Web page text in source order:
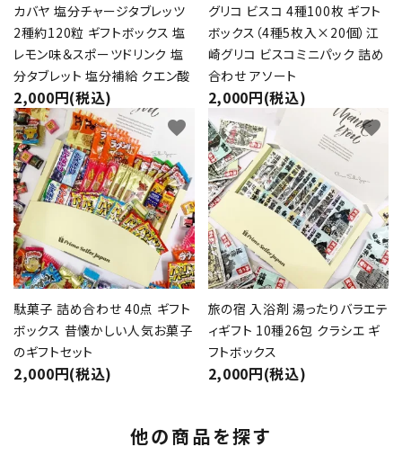
カバヤ 塩分チャージタブレッツ
2種約120粒 ギフトボックス 塩
レモン味＆スポーツドリンク 塩
分タブレット 塩分補給 クエン酸
2,000円(税込)
グリコ ビスコ 4種100枚 ギフト
ボックス（4種5枚入×20個）江
崎グリコ ビスコミニパック 詰め
合わせ アソート
2,000円(税込)
駄菓子 詰め合わせ 40点 ギフト
ボックス 昔懐かしい人気お菓子
のギフトセット
2,000円(税込)
favorite
旅の宿 入浴剤 湯ったりバラエテ
ィギフト 10種26包 クラシエ ギ
フトボックス
2,000円(税込)
favorite
他の商品を探す